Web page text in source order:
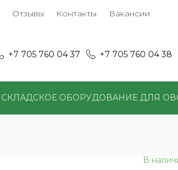
Отзывы Контакты Вакансии
+7 705 760 04 37 +7 705 760 04 38
СКЛАДСКОЕ ОБОРУДОВАНИЕ ДЛЯ
В